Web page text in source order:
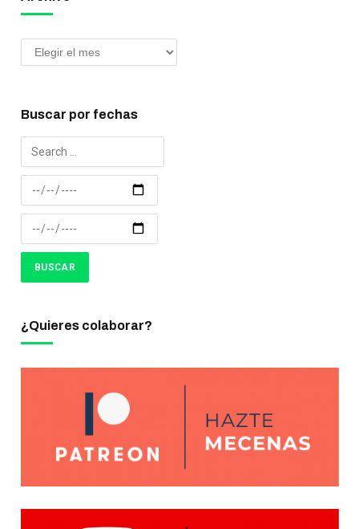
Buscar por fechas
¿Quieres colaborar?